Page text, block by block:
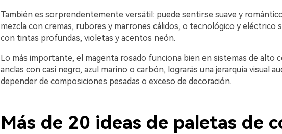
También es sorprendentemente versátil: puede sentirse suave y
mezcla con cremas, rubores y marrones cálidos, o tecnológico y eléctrico
con tintas profundas, violetas y acentos neón.
Lo más importante, el magenta rosado funciona bien en sistemas de alto
anclas con casi negro, azul marino o carbón, lograrás una jerarquía visual
depender de composiciones pesadas o exceso de decoración.
Más de 20 ideas de paletas de